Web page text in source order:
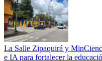
La Salle Zipaquirá y
e IA para fortalecer la